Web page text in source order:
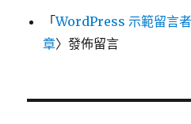
「WordPress 示範留言者
章〉發佈留言